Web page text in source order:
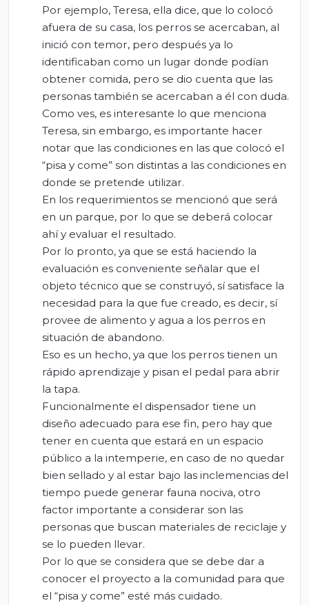
Por ejemplo, Teresa, ella dice, que lo colocó
afuera de su casa, los perros se acercaban, al
inició con temor, pero después ya lo
identificaban como un lugar donde podían
obtener comida, pero se dio cuenta que las
personas también se acercaban a él con duda.
Como ves, es interesante lo que menciona
Teresa, sin embargo, es importante hacer
notar que las condiciones en las que colocó el
“pisa y come” son distintas a las condiciones en
donde se pretende utilizar.
En los requerimientos se mencionó que será
en un parque, por lo que se deberá colocar
ahí y evaluar el resultado.
Por lo pronto, ya que se está haciendo la
evaluación es conveniente señalar que el
objeto técnico que se construyó, sí satisface la
necesidad para la que fue creado, es decir, sí
provee de alimento y agua a los perros en
situación de abandono.
Eso es un hecho, ya que los perros tienen un
rápido aprendizaje y pisan el pedal para abrir
la tapa.
Funcionalmente el dispensador tiene un
diseño adecuado para ese fin, pero hay que
tener en cuenta que estará en un espacio
público a la intemperie, en caso de no quedar
bien sellado y al estar bajo las inclemencias del
tiempo puede generar fauna nociva, otro
factor importante a considerar son las
personas que buscan materiales de reciclaje y
se lo pueden llevar.
Por lo que se considera que se debe dar a
conocer el proyecto a la comunidad para que
el “pisa y come” esté más cuidado.